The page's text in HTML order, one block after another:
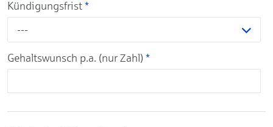
Kündigungsfrist *
---
Gehaltswunsch p.a. (nur Zahl) *